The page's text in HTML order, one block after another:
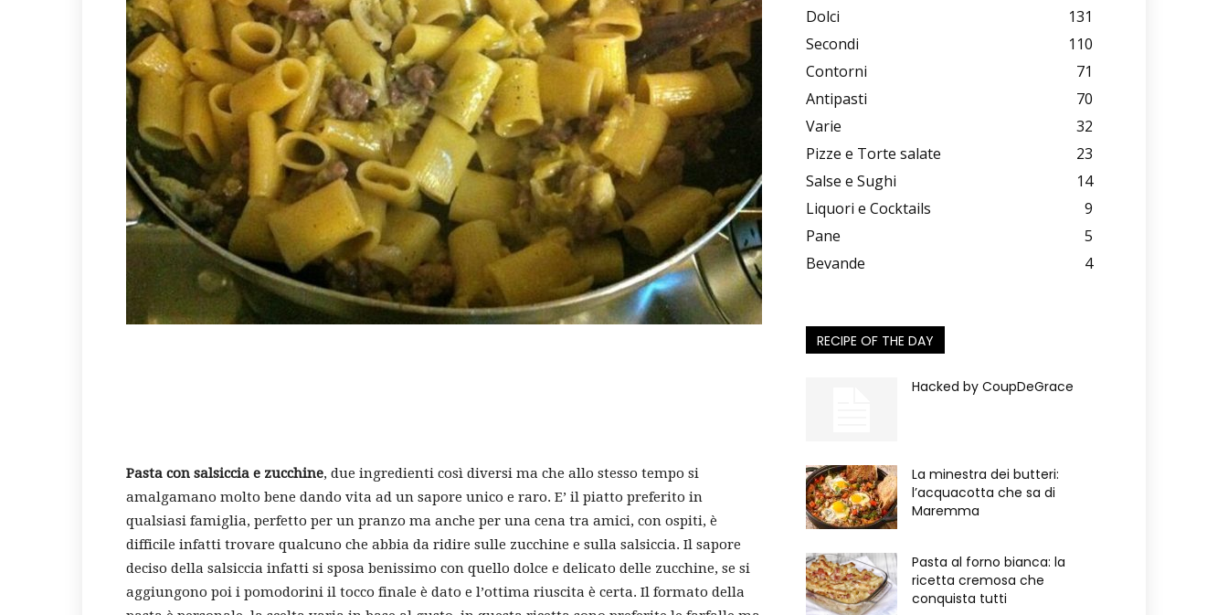
Pasta con salsiccia e zucchine, due ingredienti così diversi ma che allo stesso tempo si
amalgamano molto bene dando vita ad un sapore unico e raro. E’ il piatto preferito in
qualsiasi famiglia, perfetto per un pranzo ma anche per una cena tra amici, con ospiti, è
difficile infatti trovare qualcuno che abbia da ridire sulle zucchine e sulla salsiccia. Il sapore
deciso della salsiccia infatti si sposa benissimo con quello dolce e delicato delle zucchine, se si
aggiungono poi i pomodorini il tocco finale è dato e l’ottima riuscita è certa. Il formato della
Dolci
131
Secondi
110
Contorni
71
Antipasti
70
Varie
32
Pizze e Torte salate
23
Salse e Sughi
14
Liquori e Cocktails
9
Pane
5
Bevande
4
RECIPE OF THE DAY
Hacked by CoupDeGrace
La minestra dei butteri:
l’acquacotta che sa di
Maremma
Pasta al forno bianca: la
ricetta cremosa che
conquista tutti